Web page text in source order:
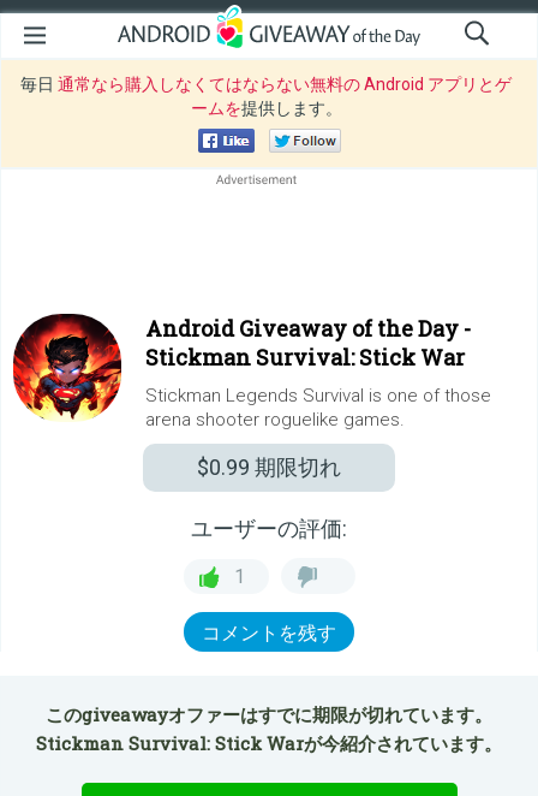
毎日 通常なら購入しなくてはならない無料の Android アプリとゲ
ームを提供します。
Android Giveaway of the Day -
Stickman Survival: Stick War
Stickman Legends Survival is one of those
arena shooter roguelike games.
$0.99 期限切れ
ユーザーの評価:
1
コメントを残す
このgiveawayオファーはすでに期限が切れています。
Stickman Survival: Stick Warが今紹介されています。